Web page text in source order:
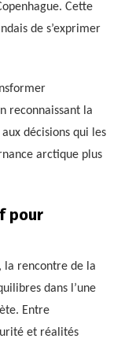
Cette
de s’exprimer
reconnaissant la
décisions qui les
arctique plus
pour
la rencontre de la
dans l’une
Entre
et réalités